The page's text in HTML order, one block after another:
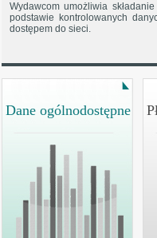
Wydawcom umożliwia
podstawie kontrolowanych
dostępem do sieci.
Dane ogólnodostępne